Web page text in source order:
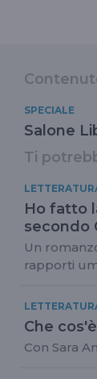
SPECIALE
Salone
Ti
Ho fatto
secondo
Un
rapporti
Che
Con Sara